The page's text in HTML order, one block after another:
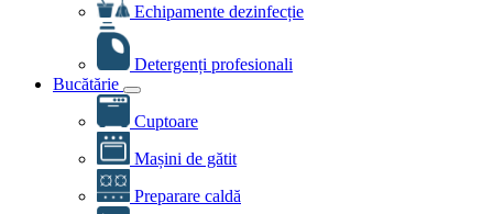
Echipamente dezinfecție
Detergenți profesionali
Bucătărie
Cuptoare
Mașini de gătit
Preparare caldă